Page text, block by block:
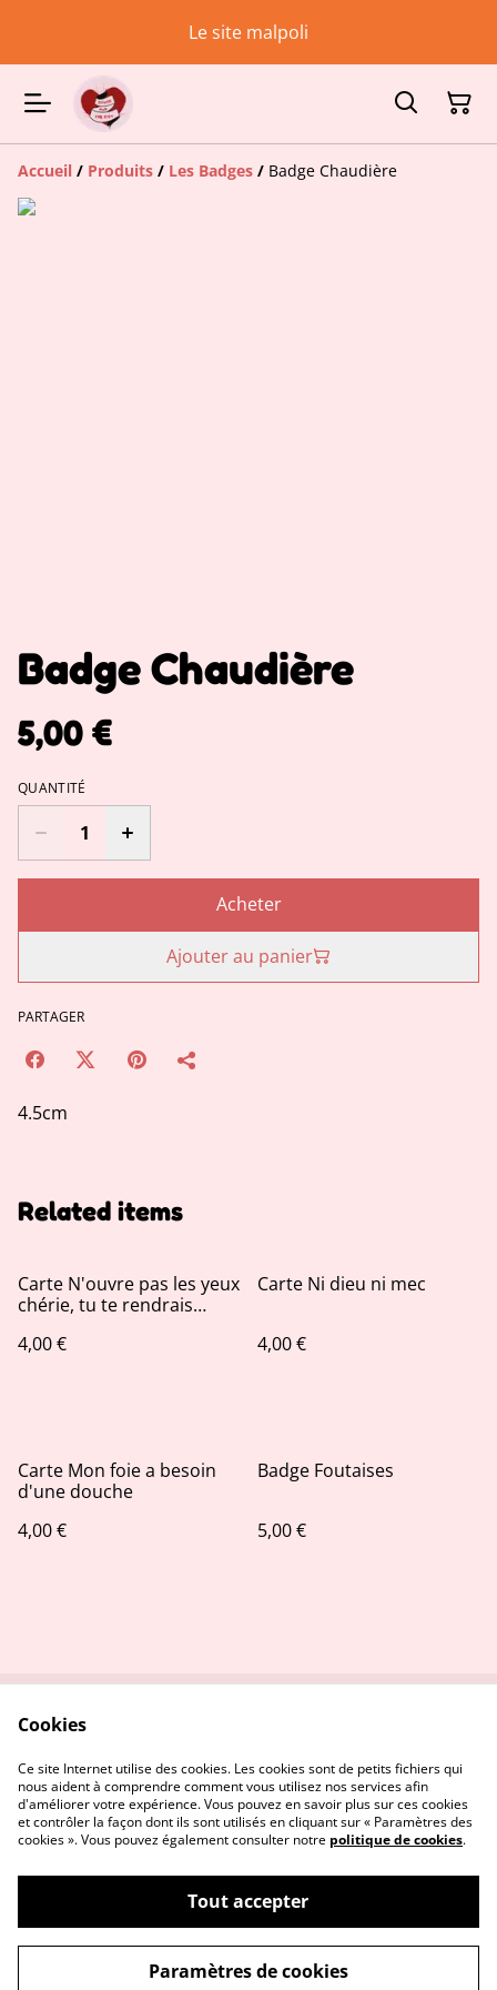
Le site malpoli
Accueil / Produits / Les Badges / Badge Chaudière
Badge Chaudière
5,00 €
QUANTITÉ
Acheter
Ajouter au panier
PARTAGER
4.5cm
Related items
Carte N'ouvre pas les yeux
chérie, tu te rendrais
la merde
4,00 €
Carte Ni dieu ni mec
4,00 €
Carte Mon foie a besoin
d'une douche
4,00 €
Badge Foutaises
5,00 €
Politique de
confidentialité
Politique de cookies
©2026Stitch and the city
powered by
Cookies
Ce site Internet utilise des cookies. Les cookies sont de petits fichiers qui
nous aident à comprendre comment vous utilisez nos services afin
d'améliorer votre expérience. Vous pouvez en savoir plus sur ces cookies
et contrôler la façon dont ils sont utilisés en cliquant sur « Paramètres des
cookies ». Vous pouvez également consulter notre politique de cookies.
Tout accepter
Paramètres de cookies